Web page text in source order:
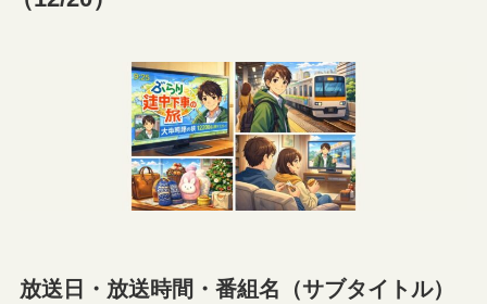
放送日・放送時間・番組名（サブタイトル）